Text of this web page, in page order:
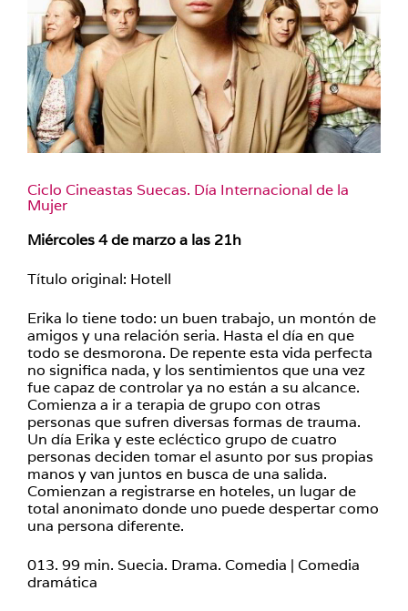
Ciclo Cineastas Suecas. Día Internacional de la
Mujer
Miércoles 4 de marzo a las 21h
Título original: Hotell
Erika lo tiene todo: un buen trabajo, un montón de
amigos y una relación seria. Hasta el día en que
todo se desmorona. De repente esta vida perfecta
no significa nada, y los sentimientos que una vez
fue capaz de controlar ya no están a su alcance.
Comienza a ir a terapia de grupo con otras
personas que sufren diversas formas de trauma.
Un día Erika y este ecléctico grupo de cuatro
personas deciden tomar el asunto por sus propias
manos y van juntos en busca de una salida.
Comienzan a registrarse en hoteles, un lugar de
total anonimato donde uno puede despertar como
una persona diferente.
013. 99 min. Suecia. Drama. Comedia | Comedia
dramática